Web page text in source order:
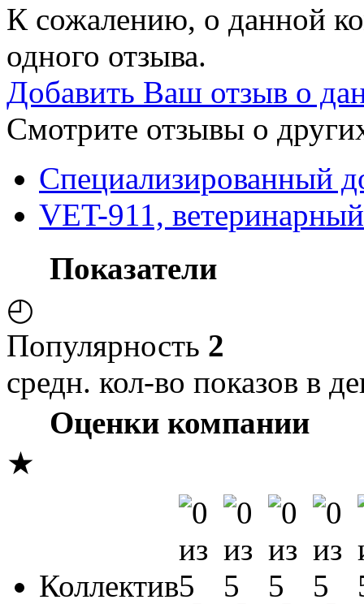
К сожалению, о данной
одного отзыва.
Добавить Ваш отзыв о
Смотрите отзывы о
Специализированный
VET-911,
Показатели
◴
Популярность 2
средн. кол-во показов в
Оценки компании
★
Коллектив